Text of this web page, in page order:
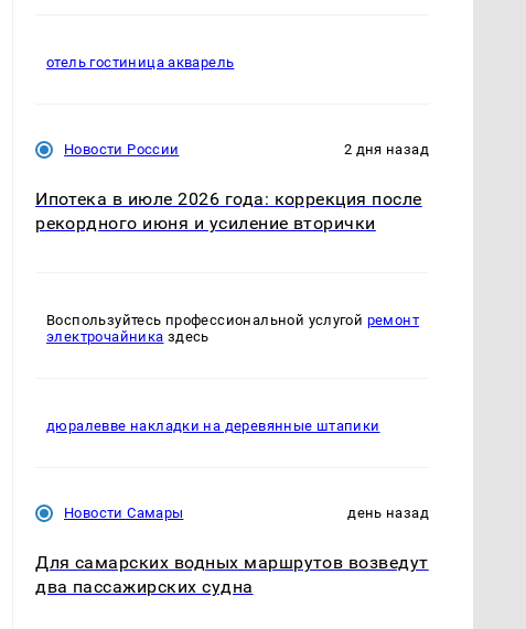
отель гостиница акварель
Новости России 2 дня назад
Ипотека в июле 2026 года: коррекция после
рекордного июня и усиление вторички
Воспользуйтесь профессиональной услугой ремонт
электрочайника здесь
дюралевве накладки на деревянные штапики
Новости Самары день назад
Для самарских водных маршрутов возведут
два пассажирских судна